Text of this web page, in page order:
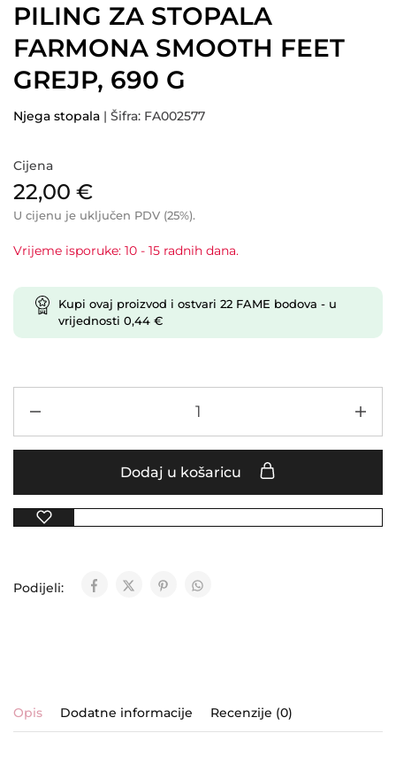
PILING ZA STOPALA
FARMONA SMOOTH FEET
GREJP, 690 G
Njega stopala | Šifra: FA002577
Cijena
22,00 €
U cijenu je uključen PDV (25%).
Vrijeme isporuke: 10 - 15 radnih dana.
Kupi ovaj proizvod i ostvari 22 FAME bodova - u
vrijednosti 0,44 €
Dodaj u košaricu
Podijeli:
Opis Dodatne informacije Recenzije (0)